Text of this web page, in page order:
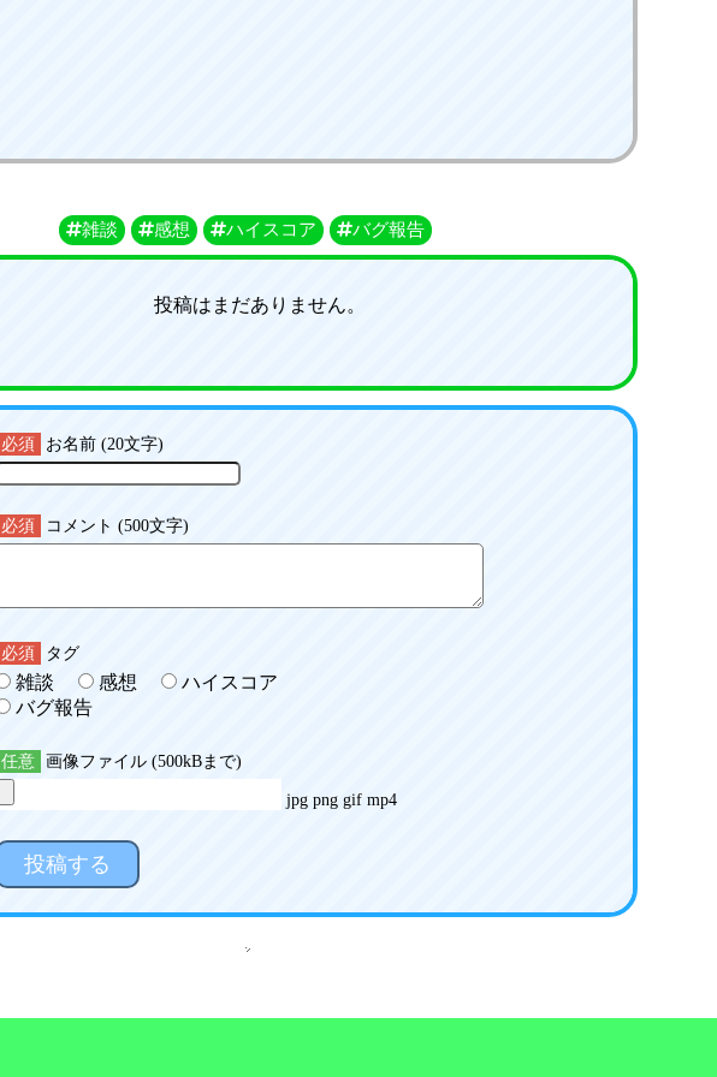
雑談 感想 ハイスコア バグ報告
投稿はまだありません。
必須 お名前 (20文字)
必須 コメント (500文字)
必須 タグ
雑談 感想
ハイスコア
バグ報告
任意 画像ファイル (500kBまで)
jpg png gif mp4
投稿する